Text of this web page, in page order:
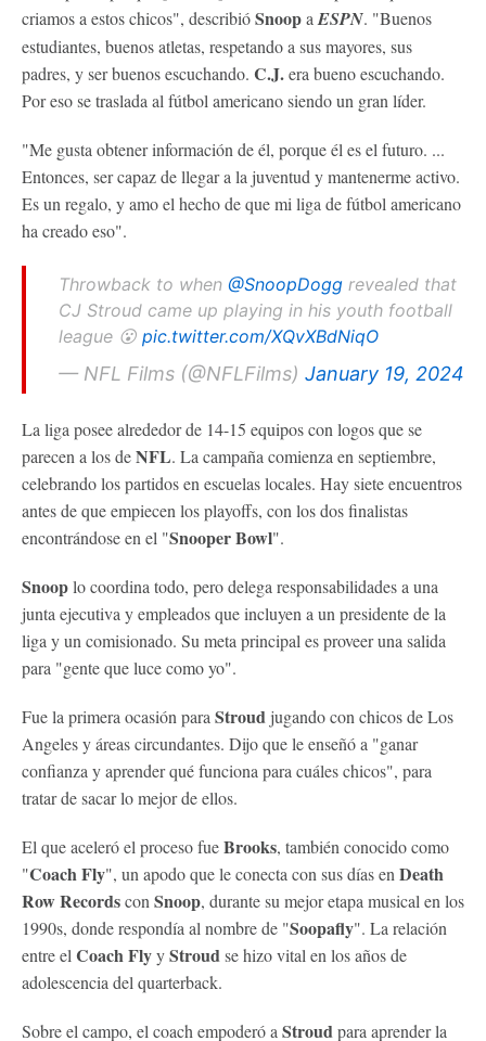
criamos a estos chicos", describióSnoopa ESPN. "Buenos
estudiantes, buenos atletas, respetando a sus mayores, sus
padres, y ser buenos escuchando. C.J.era bueno escuchando.
Por eso se traslada al fútbol americano siendo un gran líder.
"Me gusta obtener información de él, porque él es el futuro. ...
Entonces, ser capaz de llegar a la juventud y mantenerme activo.
Es un regalo, y amo el hecho de que mi liga de fútbol americano
ha creado eso".
Throwback to when @SnoopDogg revealed that
CJ Stroud came up playing in his youth football
league 😮 pic.twitter.com/XQvXBdNiqO
— NFL Films (@NFLFilms) January 19, 2024
La liga posee alrededor de 14-15 equipos con logos que se
parecen a los deNFL. La campaña comienza en septiembre,
celebrando los partidos en escuelas locales. Hay siete encuentros
antes de que empiecen los playoffs, con los dos finalistas
encontrándose en el "Snooper Bowl".
Snooplo coordina todo, pero delega responsabilidades a una
junta ejecutiva y empleados que incluyen a un presidente de la
liga y un comisionado. Su meta principal es proveer una salida
para "gente que luce como yo".
Fue la primera ocasión para Stroud jugando con chicos de Los
Angeles y áreas circundantes. Dijo que le enseñó a "ganar
confianza y aprender qué funciona para cuáles chicos", para
tratar de sacar lo mejor de ellos.
El que aceleró el proceso fueBrooks, también conocido como
"Coach Fly", un apodo que le conecta con sus días en Death
Row Recordscon Snoop, durante su mejor etapa musical en los
1990s, donde respondía al nombre de "Soopafly". La relación
entre el Coach FlyyStroudse hizo vital en los años de
adolescencia del quarterback.
Sobre el campo, el coach empoderó a Stroudpara aprender la